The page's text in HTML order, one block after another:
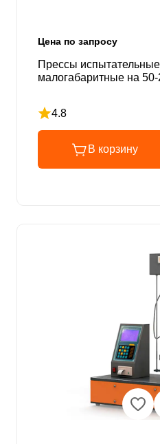
Цена по запросу
Прессы
малогабаритные на
4.8
Рейтинг 4.8 из 5
В корзину